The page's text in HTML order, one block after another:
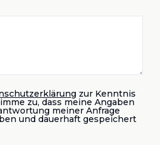
zur Kenntnis
zu, dass meine Angaben
meiner Anfrage
und dauerhaft gespeichert